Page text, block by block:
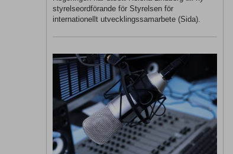
styrelseordförande för Styrelsen för
internationellt utvecklingssamarbete (Sida).